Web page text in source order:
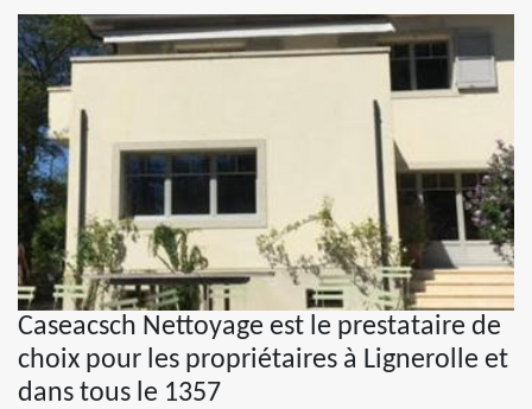
Caseacsch Nettoyage est le prestataire de
choix pour les propriétaires à Lignerolle et
dans tous le 1357